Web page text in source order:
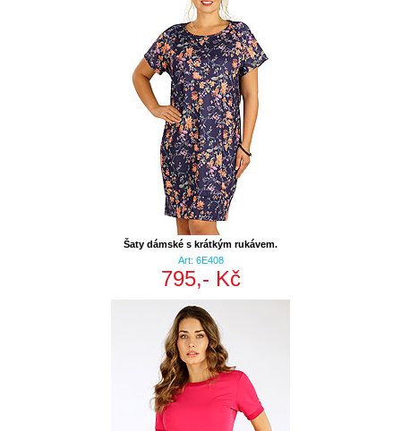
Šaty dámské s krátkým rukávem.
Art: 6E408
795,- Kč